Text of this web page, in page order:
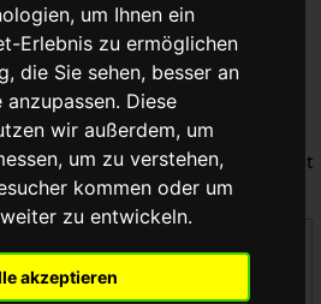
um Ihnen ein
Erlebnis zu ermöglichen
die Sie sehen, besser an
anzupassen. Diese
wir außerdem, um
um zu verstehen,
kommen oder um
zu entwickeln.
akzeptieren
aller in WikiPedalia
kann durch die Auswahl
oder des Seitentitels
Kleinschreibung muss beachtet